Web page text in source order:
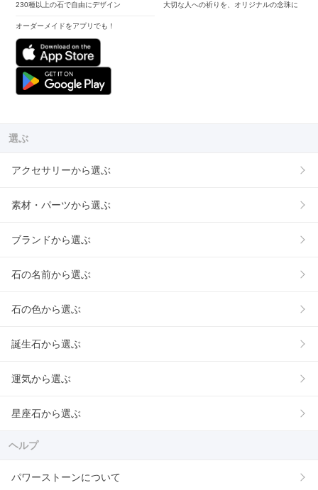
230種以上の石で自由にデザイン
オーダーメイドをアプリでも！
大切な人への祈りを、オリジナルの念珠に
選ぶ
アクセサリーから選ぶ
素材・パーツから選ぶ
ブランドから選ぶ
石の名前から選ぶ
石の色から選ぶ
誕生石から選ぶ
運気から選ぶ
星座石から選ぶ
ヘルプ
パワーストーンについて